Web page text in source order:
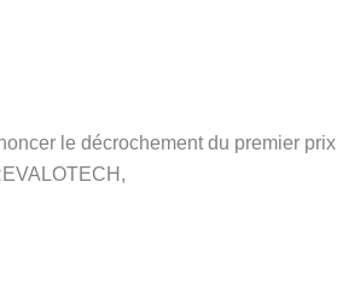
le décrochement du premier prix